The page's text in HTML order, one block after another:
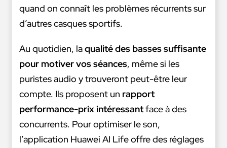
quand on connaît les problèmes récurrents sur
d’autres casques sportifs.
Au quotidien, laqualité des basses suffisante
pour motiver vos séances, même si les
puristes audio y trouveront peut-être leur
compte. Ils proposent un rapport
performance-prix intéressantface à des
concurrents. Pour optimiser le son,
l’application Huawei AI Life offre des réglages